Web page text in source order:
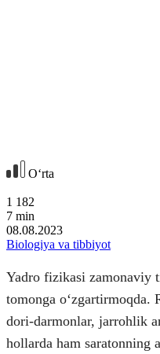
Oʻrta
1 182
7 min
08.08.2023
Biologiya va tibbiyot
Yadro fizikasi zamonaviy
tomonga oʻzgartirmoqda.
dori-darmonlar, jarrohlik
hollarda ham saratonning